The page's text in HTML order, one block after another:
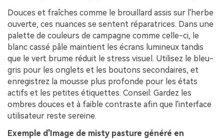
Douces et fraîches comme le brouillard assis sur l'herbe
ouverte, ces nuances se sentent réparatrices. Dans une
palette de couleurs de campagne comme celle-ci, le
blanc cassé pâle maintient les écrans lumineux tandis
que le vert brume réduit le stress visuel. Utilisez le bleu-
gris pour les onglets et les boutons secondaires, et
enregistrez la mousse plus profonde pour les états
actifs et les petites étiquettes. Conseil: Gardez les
ombres douces et à faible contraste afin que l'interface
utilisateur reste sereine.
Exemple d'Image de misty pasture généré en